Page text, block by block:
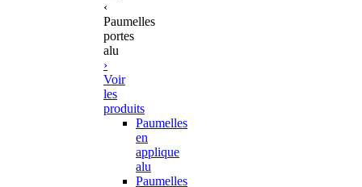
‹
Paumelles
portes
alu
›
Voir
les
produits
Paumelles
en
applique
alu
Paumelles